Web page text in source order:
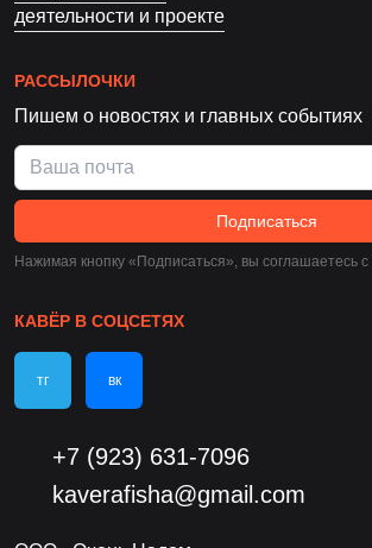
деятельности и проекте
РАССЫЛОЧКИ
Пишем о новостях и главных событиях
Подписаться
Нажимая кнопку «Подписаться», вы соглашаетесь c
КАВЁР В СОЦСЕТЯХ
тг вк
+7 (923) 631-7096
kaverafisha@gmail.com